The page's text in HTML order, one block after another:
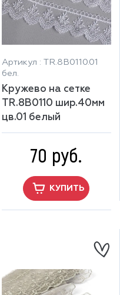
Артикул : TR.8B0110.01
бел.
Кружево на сетке
TR.8B0110 шир.40мм
цв.01 белый
70 руб.
КУПИТЬ